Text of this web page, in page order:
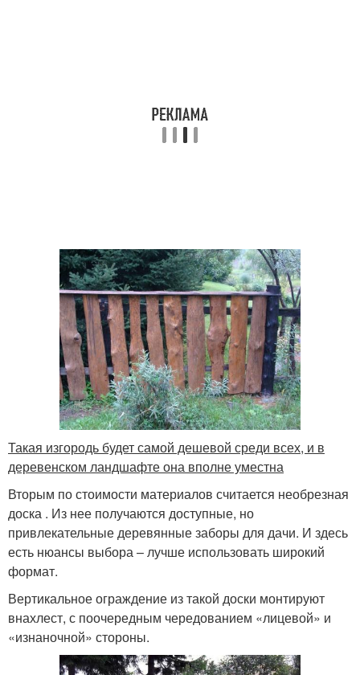
Такая изгородь будет самой дешевой среди всех, и в
деревенском ландшафте она вполне уместна
Вторым по стоимости материалов считается необрезная
доска . Из нее получаются доступные, но
привлекательные деревянные заборы для дачи. И здесь
есть нюансы выбора – лучше использовать широкий
формат.
Вертикальное ограждение из такой доски монтируют
внахлест, с поочередным чередованием «лицевой» и
«изнаночной» стороны.